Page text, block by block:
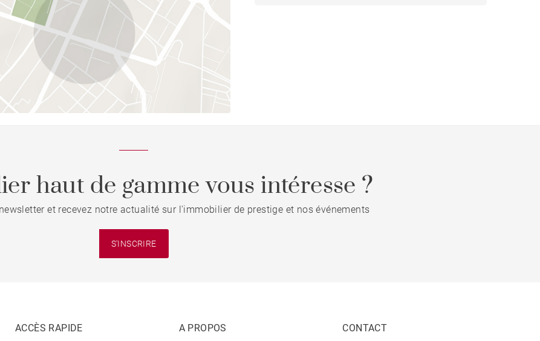
haut de gamme vous intéresse ?
et recevez notre actualité sur l'immobilier de prestige et nos événements
S'INSCRIRE
ACCÈS RAPIDE
A PROPOS
CONTACT